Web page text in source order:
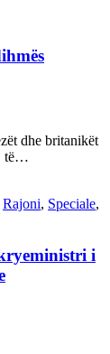
dhe britanikët
të…
Rajoni, Speciale,
i